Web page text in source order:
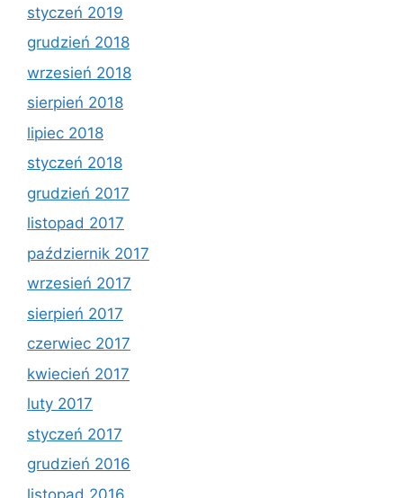
styczeń 2019
grudzień 2018
wrzesień 2018
sierpień 2018
lipiec 2018
styczeń 2018
grudzień 2017
listopad 2017
październik 2017
wrzesień 2017
sierpień 2017
czerwiec 2017
kwiecień 2017
luty 2017
styczeń 2017
grudzień 2016
listopad 2016